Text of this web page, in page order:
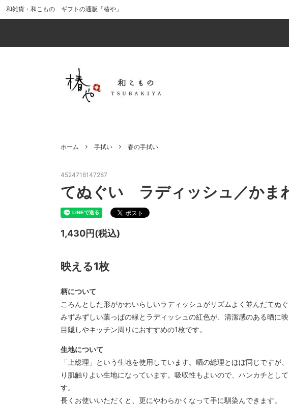
和雑貨・和こもの ギフトの通販「椿や」
食器・酒器
インテリア
価格から探す（税込）
男性へのギフトにおすすめ
風呂敷ラッピング（中）
椿のアイテム
クリスマスの手拭い 正月・干支の手拭い
「風呂敷ラッピング」で贈りものを華や
十二支（干支）のアイテムで幸運を引き
ホーム 手拭い 春の手拭い
4524716147287
てぬぐい ラディッシュ／かま
1,430円(税込)
映える1枚
柄について
ころんとした形がかわいらしいラディッシュがリズムよく並んだてぬぐ
みずみずしい葉っぱの緑とラディッシュの紅色が、清潔感のある晒に
目隠しやキッチン周りにおすすめの1枚です。
生地について
「上総理」という生地を使用しています。晒の総理とほぼ同じですが
り肌触りよい生地になっています。吸収性もよいので、ハンカチとし
す。
長くお使いいただくと、更にやわらかくなって手に馴染んできます。